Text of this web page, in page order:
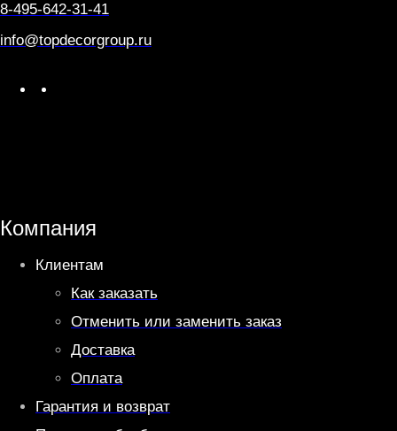
8-495-642-31-41
info@topdecorgroup.ru
p
p
a
m
Компания
Клиентам
Как заказать
Отменить или заменить заказ
Доставка
Оплата
Гарантия и возврат